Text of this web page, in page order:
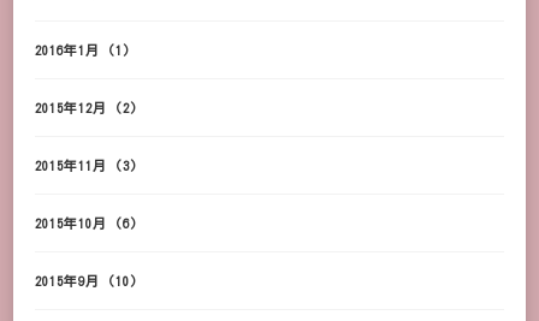
2016年1月 (1)
2015年12月 (2)
2015年11月 (3)
2015年10月 (6)
2015年9月 (10)